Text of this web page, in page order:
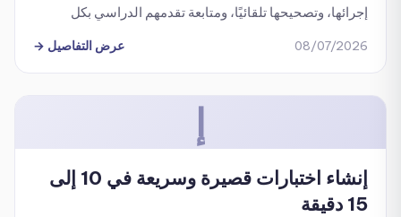
إجرائها، وتصحيحها تلقائيًا، ومتابعة تقدمهم الدراسي بكل
08/07/2026 عرض التفاصيل →
إ
إنشاء اختبارات قصيرة وسريعة في 10 إلى
15 دقيقة